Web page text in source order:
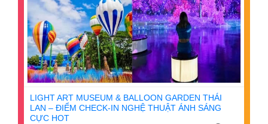
LIGHT ART MUSEUM & BALLOON GARDEN THÁI
LAN – ĐIỂM CHECK-IN NGHỆ THUẬT ÁNH SÁNG
CỰC HOT